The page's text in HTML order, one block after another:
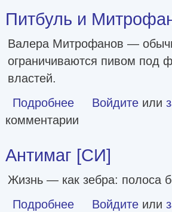
Питбуль и
Валера Митрофанов —
ограничиваются пивом под
властей.
Подробнее о Питбуль и
Войдите или
комментарии
Антимаг [СИ]
Жизнь — как зебра: полоса
Подробнее о Антимаг [СИ]
Войдите или